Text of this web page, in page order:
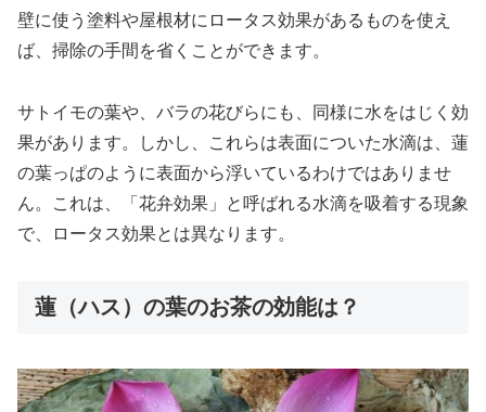
壁に使う塗料や屋根材にロータス効果があるものを使え
ば、掃除の手間を省くことができます。
サトイモの葉や、バラの花びらにも、同様に水をはじく効
果があります。しかし、これらは表面についた水滴は、蓮
の葉っぱのように表面から浮いているわけではありませ
ん。これは、「花弁効果」と呼ばれる水滴を吸着する現象
で、ロータス効果とは異なります。
蓮（ハス）の葉のお茶の効能は？